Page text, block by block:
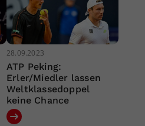
28.09.2023
ATP Peking:
Erler/Miedler lassen
Weltklassedoppel
keine Chance